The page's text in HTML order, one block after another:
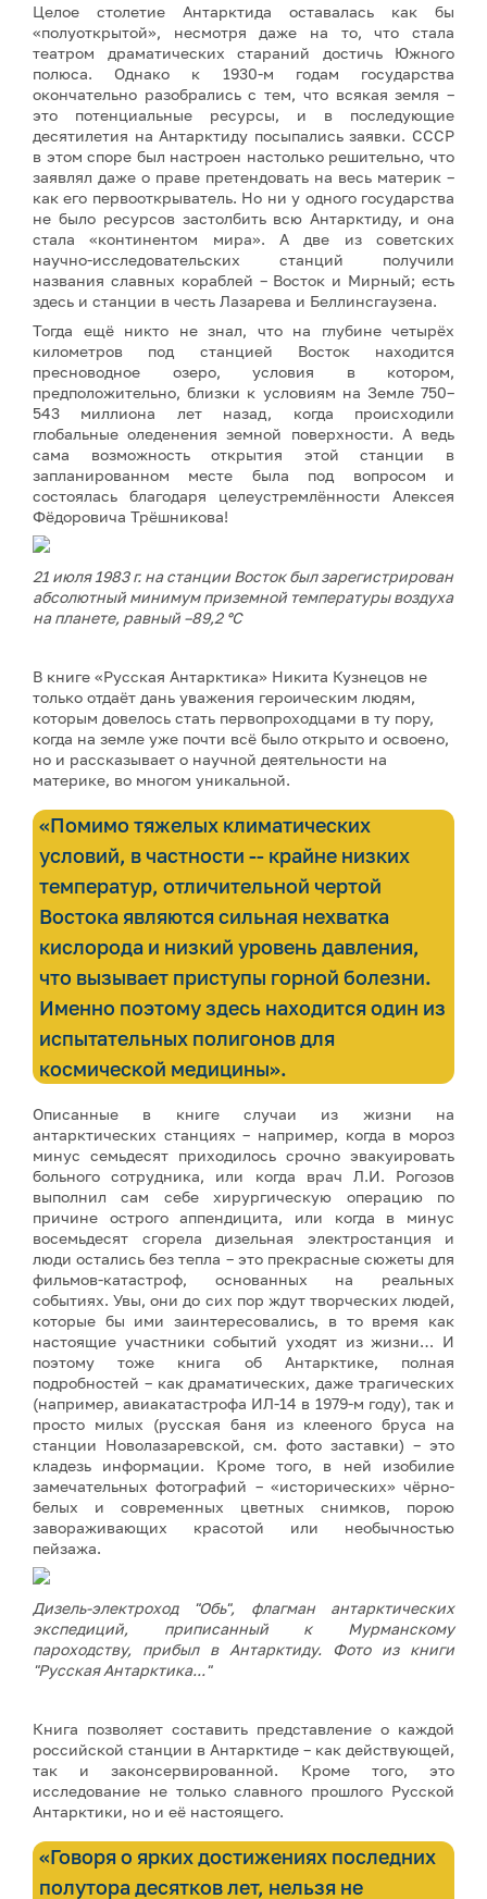
Целое столетие Антарктида оставалась как бы
«полуоткрытой», несмотря даже на то, что стала
театром драматических стараний достичь Южного
полюса. Однако к 1930-м годам государства
окончательно разобрались с тем, что всякая земля –
это потенциальные ресурсы, и в последующие
десятилетия на Антарктиду посыпались заявки. СССР
в этом споре был настроен настолько решительно, что
заявлял даже о праве претендовать на весь материк –
как его первооткрыватель. Но ни у одного государства
не было ресурсов застолбить всю Антарктиду, и она
стала «континентом мира». А две из советских
научно-исследовательских станций получили
названия славных кораблей – Восток и Мирный; есть
здесь и станции в честь Лазарева и Беллинсгаузена.
Тогда ещё никто не знал, что на глубине четырёх
километров под станцией Восток находится
пресноводное озеро, условия в котором,
предположительно, близки к условиям на Земле 750–
543 миллиона лет назад, когда происходили
глобальные оледенения земной поверхности. А ведь
сама возможность открытия этой станции в
запланированном месте была под вопросом и
состоялась благодаря целеустремлённости Алексея
Фёдоровича Трёшникова!
21 июля 1983 г. на станции Восток был зарегистрирован
абсолютный минимум приземной температуры воздуха
на планете, равный –89,2 °С
В книге «Русская Антарктика» Никита Кузнецов не
только отдаёт дань уважения героическим людям,
которым довелось стать первопроходцами в ту пору,
когда на земле уже почти всё было открыто и освоено,
но и рассказывает о научной деятельности на
материке, во многом уникальной.
«Помимо тяжелых климатических
условий, в частности -- крайне низких
температур, отличительной чертой
Востока являются сильная нехватка
кислорода и низкий уровень давления,
что вызывает приступы горной болезни.
Именно поэтому здесь находится один из
испытательных полигонов для
космической медицины».
Описанные в книге случаи из жизни на
антарктических станциях – например, когда в мороз
минус семьдесят приходилось срочно эвакуировать
больного сотрудника, или когда врач Л.И. Рогозов
выполнил сам себе хирургическую операцию по
причине острого аппендицита, или когда в минус
восемьдесят сгорела дизельная электростанция и
люди остались без тепла – это прекрасные сюжеты для
фильмов-катастроф, основанных на реальных
событиях. Увы, они до сих пор ждут творческих людей,
которые бы ими заинтересовались, в то время как
настоящие участники событий уходят из жизни… И
поэтому тоже книга об Антарктике, полная
подробностей – как драматических, даже трагических
(например, авиакатастрофа ИЛ-14 в 1979-м году), так и
просто милых (русская баня из клееного бруса на
станции Новолазаревской, см. фото заставки) – это
кладезь информации. Кроме того, в ней изобилие
замечательных фотографий – «исторических» чёрно-
белых и современных цветных снимков, порою
завораживающих красотой или необычностью
пейзажа.
Дизель-электроход "Обь", флагман антарктических
экспедиций, приписанный к Мурманскому
пароходству, прибыл в Антарктиду. Фото из книги
"Русская Антарктика..."
Книга позволяет составить представление о каждой
российской станции в Антарктиде – как действующей,
так и законсервированной. Кроме того, это
исследование не только славного прошлого Русской
Антарктики, но и её настоящего.
«Говоря о ярких достижениях последних
полутора десятков лет, нельзя не